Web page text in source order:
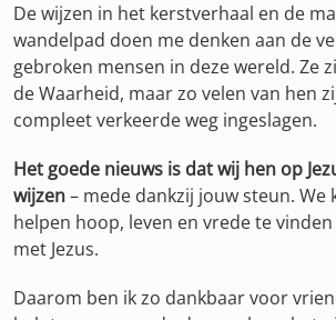
De wijzen in het kerstverhaal en de
wandelpad doen me denken aan de
gebroken mensen in deze wereld. Ze
de Waarheid, maar zo velen van hen
compleet verkeerde weg ingeslagen.
Het goede nieuws is dat wij hen op
wijzen– mede dankzij jouw steun. We
helpen hoop, leven en vrede te
met Jezus.
Daarom ben ik zo dankbaar voor